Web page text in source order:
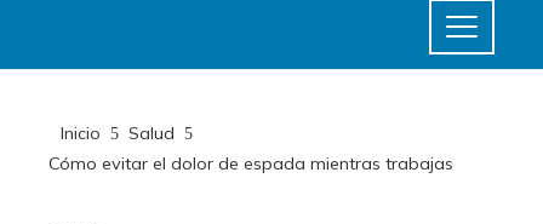
Inicio
Salud
Cómo evitar el dolor de espada mientras trabajas